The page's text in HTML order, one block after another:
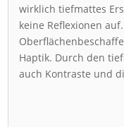
wirklich tiefmattes
keine Reflexionen
Haptik. Durch den
auch Kontraste und